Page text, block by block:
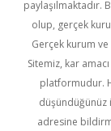
paylaşılmaktadır.
olup, gerçek
Gerçek kurum
Sitemiz, kar
platformudur.
düşündüğünüz
adresine